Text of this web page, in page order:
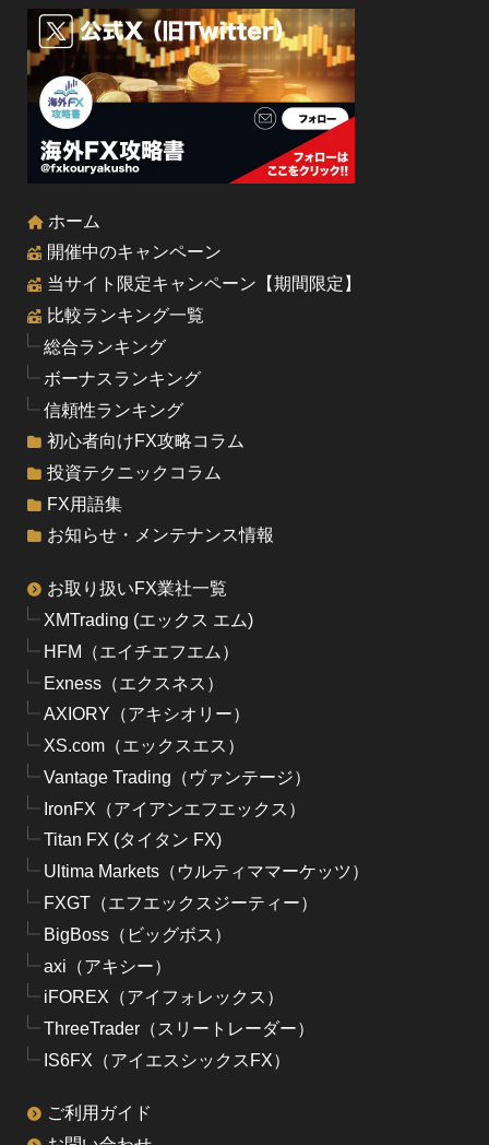
ホーム
開催中のキャンペーン
当サイト限定キャンペーン【期間限定】
比較ランキング一覧
総合ランキング
ボーナスランキング
信頼性ランキング
初心者向けFX攻略コラム
投資テクニックコラム
FX用語集
お知らせ・メンテナンス情報
お取り扱いFX業社一覧
XMTrading (エックス エム)
HFM（エイチエフエム）
Exness（エクスネス）
AXIORY（アキシオリー）
XS.com（エックスエス）
Vantage Trading（ヴァンテージ）
IronFX（アイアンエフエックス）
Titan FX (タイタン FX)
Ultima Markets（ウルティママーケッツ）
FXGT（エフエックスジーティー）
BigBoss（ビッグボス）
axi（アキシー）
iFOREX（アイフォレックス）
ThreeTrader（スリートレーダー）
IS6FX（アイエスシックスFX）
ご利用ガイド